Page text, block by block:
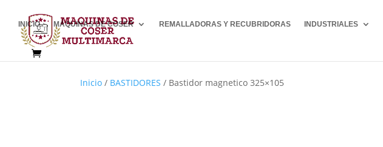
INICIO MÁQUINAS DE COSER REMALLADORAS Y RECUBRIDORAS INDUSTRIALES
Inicio / BASTIDORES / Bastidor magnetico 325×105